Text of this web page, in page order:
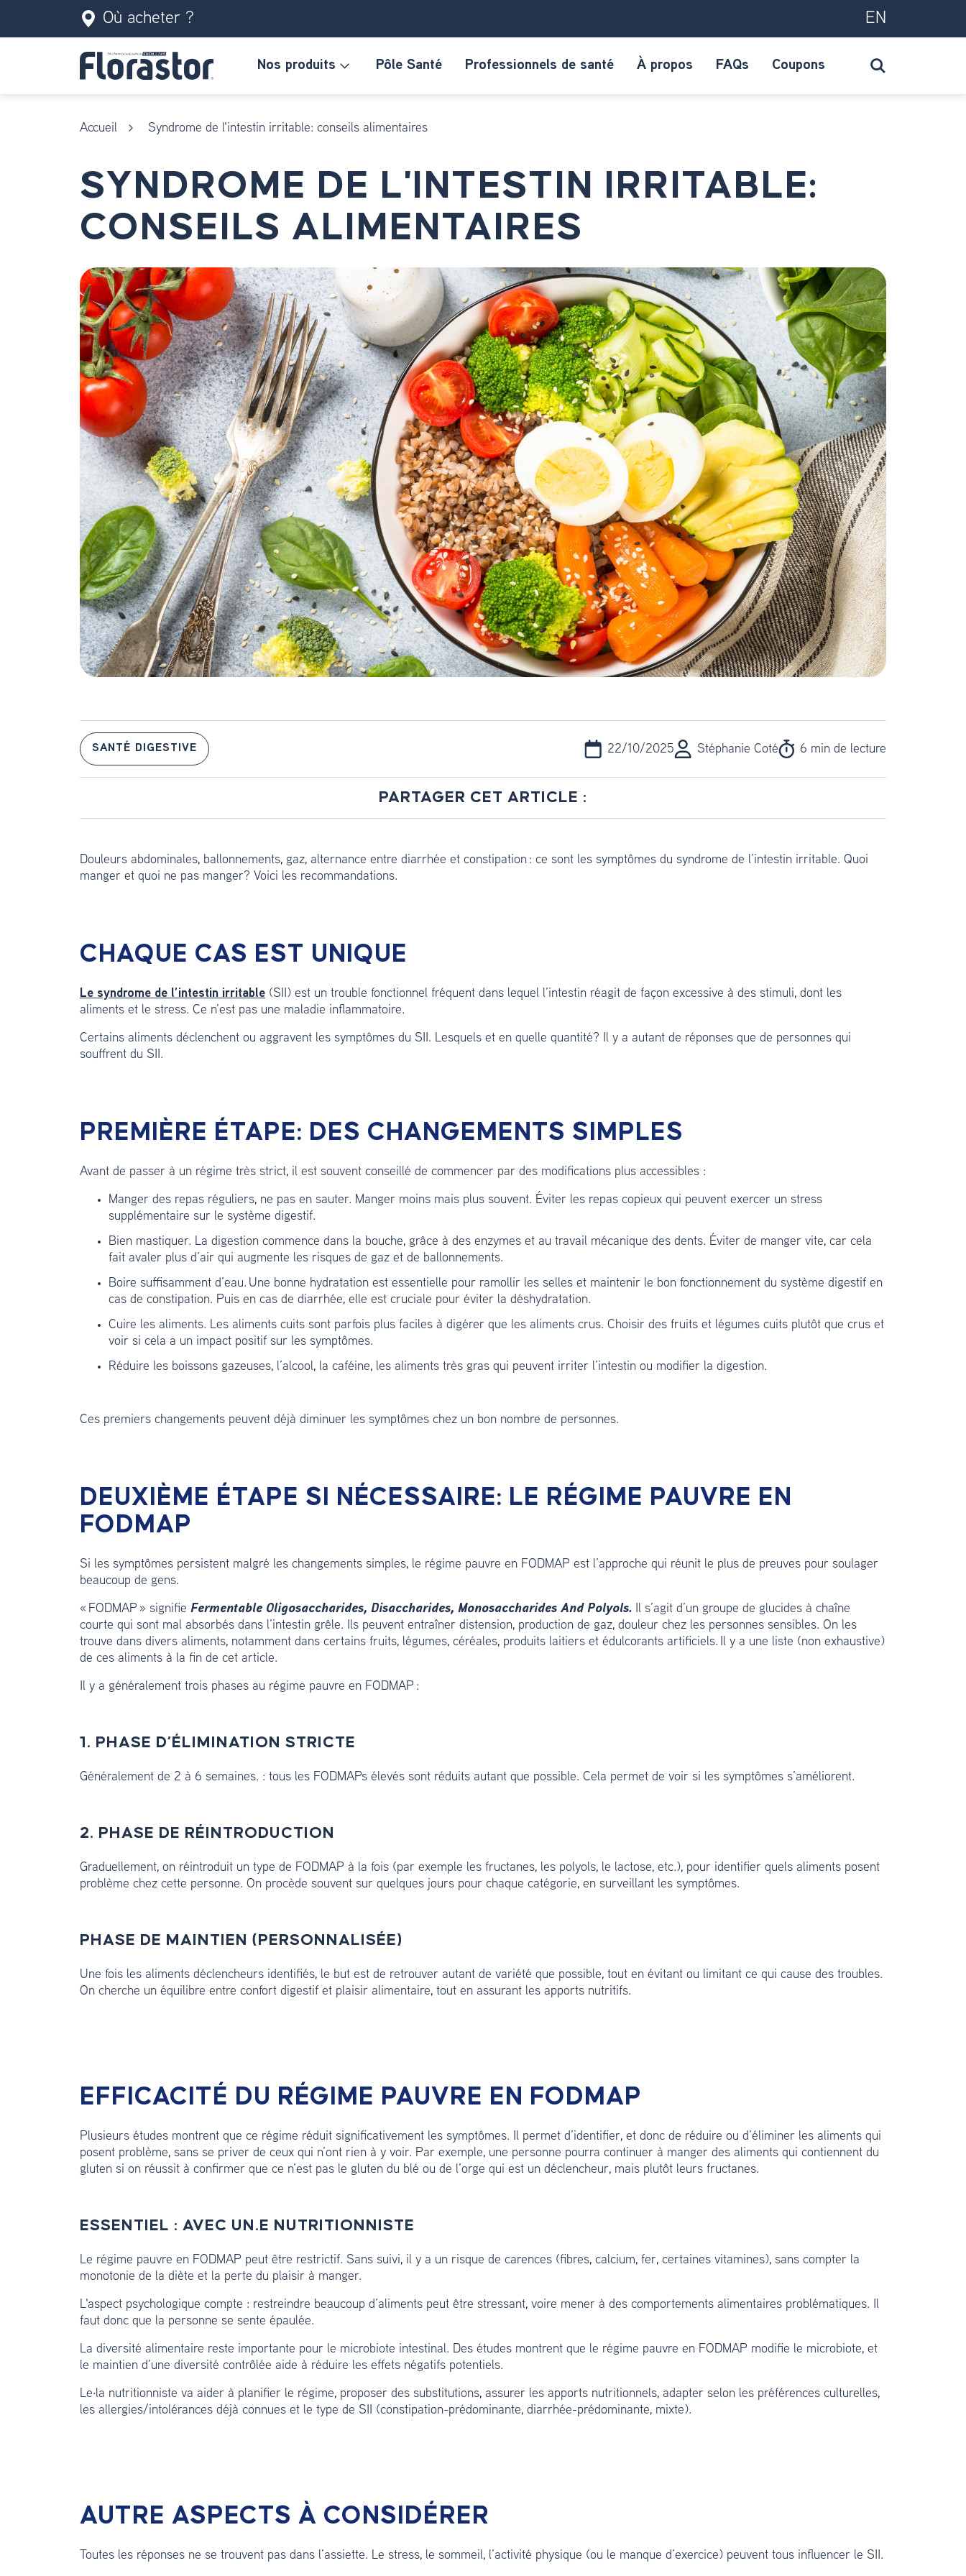
Où acheter ? EN
Nos produits Pôle Santé Professionnels de santé À propos FAQs Coupons
Accueil Syndrome de l'intestin irritable: conseils alimentaires
SYNDROME DE L'INTESTIN IRRITABLE:
CONSEILS ALIMENTAIRES
SANTÉ DIGESTIVE 22/10/2025 Stéphanie Coté 6 min de lecture
PARTAGER CET ARTICLE :
Douleurs abdominales, ballonnements, gaz, alternance entre diarrhée et constipation : ce sont les symptômes du syndrome de l’intestin irritable. Quoi
manger et quoi ne pas manger? Voici les recommandations.
CHAQUE CAS EST UNIQUE
Le syndrome de l’intestin irritable (SII) est un trouble fonctionnel fréquent dans lequel l’intestin réagit de façon excessive à des stimuli, dont les
aliments et le stress. Ce n’est pas une maladie inflammatoire.
Certains aliments déclenchent ou aggravent les symptômes du SII. Lesquels et en quelle quantité? Il y a autant de réponses que de personnes qui
souffrent du SII.
PREMIÈRE ÉTAPE: DES CHANGEMENTS SIMPLES
Avant de passer à un régime très strict, il est souvent conseillé de commencer par des modifications plus accessibles :
Manger des repas réguliers, ne pas en sauter. Manger moins mais plus souvent. Éviter les repas copieux qui peuvent exercer un stress
supplémentaire sur le système digestif.
Bien mastiquer. La digestion commence dans la bouche, grâce à des enzymes et au travail mécanique des dents. Éviter de manger vite, car cela
fait avaler plus d’air qui augmente les risques de gaz et de ballonnements.
Boire suffisamment d’eau. Une bonne hydratation est essentielle pour ramollir les selles et maintenir le bon fonctionnement du système digestif en
cas de constipation. Puis en cas de diarrhée, elle est cruciale pour éviter la déshydratation.
Cuire les aliments. Les aliments cuits sont parfois plus faciles à digérer que les aliments crus. Choisir des fruits et légumes cuits plutôt que crus et
voir si cela a un impact positif sur les symptômes.
Réduire les boissons gazeuses, l’alcool, la caféine, les aliments très gras qui peuvent irriter l’intestin ou modifier la digestion.
Ces premiers changements peuvent déjà diminuer les symptômes chez un bon nombre de personnes.
DEUXIÈME ÉTAPE SI NÉCESSAIRE: LE RÉGIME PAUVRE EN
FODMAP
Si les symptômes persistent malgré les changements simples, le régime pauvre en FODMAP est l’approche qui réunit le plus de preuves pour soulager
beaucoup de gens.
« FODMAP » signifie Fermentable Oligosaccharides, Disaccharides, Monosaccharides And Polyols. Il s’agit d’un groupe de glucides à chaîne
courte qui sont mal absorbés dans l’intestin grêle. Ils peuvent entraîner distension, production de gaz, douleur chez les personnes sensibles. On les
trouve dans divers aliments, notamment dans certains fruits, légumes, céréales, produits laitiers et édulcorants artificiels. Il y a une liste (non exhaustive)
de ces aliments à la fin de cet article.
Il y a généralement trois phases au régime pauvre en FODMAP :
1. PHASE D’ÉLIMINATION STRICTE
Généralement de 2 à 6 semaines. : tous les FODMAPs élevés sont réduits autant que possible. Cela permet de voir si les symptômes s’améliorent.
2. PHASE DE RÉINTRODUCTION
Graduellement, on réintroduit un type de FODMAP à la fois (par exemple les fructanes, les polyols, le lactose, etc.), pour identifier quels aliments posent
problème chez cette personne. On procède souvent sur quelques jours pour chaque catégorie, en surveillant les symptômes.
PHASE DE MAINTIEN (PERSONNALISÉE)
Une fois les aliments déclencheurs identifiés, le but est de retrouver autant de variété que possible, tout en évitant ou limitant ce qui cause des troubles.
On cherche un équilibre entre confort digestif et plaisir alimentaire, tout en assurant les apports nutritifs.
EFFICACITÉ DU RÉGIME PAUVRE EN FODMAP
Plusieurs études montrent que ce régime réduit significativement les symptômes. Il permet d’identifier, et donc de réduire ou d’éliminer les aliments qui
posent problème, sans se priver de ceux qui n’ont rien à y voir. Par exemple, une personne pourra continuer à manger des aliments qui contiennent du
gluten si on réussit à confirmer que ce n’est pas le gluten du blé ou de l’orge qui est un déclencheur, mais plutôt leurs fructanes.
ESSENTIEL : AVEC UN.E NUTRITIONNISTE
Le régime pauvre en FODMAP peut être restrictif. Sans suivi, il y a un risque de carences (fibres, calcium, fer, certaines vitamines), sans compter la
monotonie de la diète et la perte du plaisir à manger.
L'aspect psychologique compte : restreindre beaucoup d’aliments peut être stressant, voire mener à des comportements alimentaires problématiques. Il
faut donc que la personne se sente épaulée.
La diversité alimentaire reste importante pour le microbiote intestinal. Des études montrent que le régime pauvre en FODMAP modifie le microbiote, et
le maintien d’une diversité contrôlée aide à réduire les effets négatifs potentiels.
Le·la nutritionniste va aider à planifier le régime, proposer des substitutions, assurer les apports nutritionnels, adapter selon les préférences culturelles,
les allergies/intolérances déjà connues et le type de SII (constipation-prédominante, diarrhée-prédominante, mixte).
AUTRE ASPECTS À CONSIDÉRER
Toutes les réponses ne se trouvent pas dans l’assiette. Le stress, le sommeil, l’activité physique (ou le manque d’exercice) peuvent tous influencer le SII.